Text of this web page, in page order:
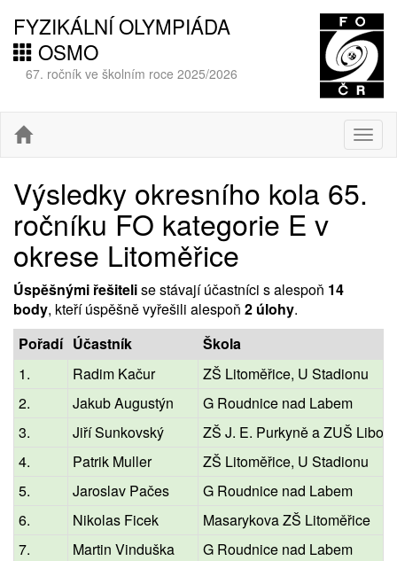
FYZIKÁLNÍ OLYMPIÁDA
OSMO
67. ročník ve školním roce 2025/2026
Výsledky okresního kola 65.
ročníku FO kategorie E v
okrese Litoměřice
Úspěšnými řešitelise stávají účastníci s alespoň 14
body, kteří úspěšně vyřešili alespoň 2 úlohy.
Pořadí Účastník
Škola
1.
Radim Kačur
ZŠ Litoměřice, U Stadionu
2.
Jakub Augustýn
G Roudnice nad Labem
3.
Jiří Sunkovský
ZŠ J. E. Purkyně a ZUŠ
4.
Patrik Muller
ZŠ Litoměřice, U Stadionu
5.
Jaroslav Pačes
G Roudnice nad Labem
6.
Nikolas Ficek
Masarykova ZŠ Litoměřice
7.
Martin Vinduška
G Roudnice nad Labem